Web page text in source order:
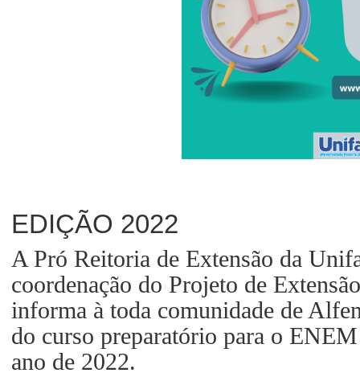
EDIÇÃO 2022
A Pró Reitoria de Extensão da
coordenação do Projeto de
informa à toda comunidade de
do curso preparatório para o
ano de 2022.